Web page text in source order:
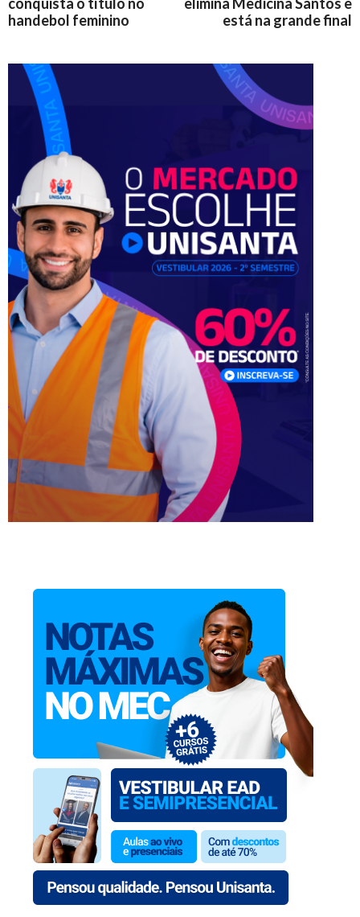
handebol feminino
está na grande final